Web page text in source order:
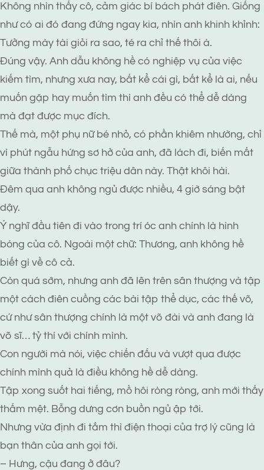
Không nhìn thấy cô, cảm giác bí bách phát điên. Giống
như có ai đó đang đứng ngay kia, nhìn anh khinh khỉnh:
Tưởng mày tài giỏi ra sao, té ra chỉ thế thôi à.
Đúng vậy. Anh dẫu không hề có nghiệp vụ của việc
kiếm tìm, nhưng xưa nay, bất kể cái gì, bất kể là ai, nếu
muốn gặp hay muốn tìm thì anh đều có thể dễ dàng
mà đạt được mục đích.
Thế mà, một phụ nữ bé nhỏ, có phần khiêm nhường, chỉ
vì phút ngẫu hứng sơ hở của anh, đã lách đi, biến mất
giữa thành phố chục triệu dân này. Thật khôi hài.
Đêm qua anh không ngủ được nhiều, 4 giờ sáng bật
dậy.
Ý nghĩ đầu tiên đi vào trong trí óc anh chính là hình
bóng của cô. Ngoài một chữ: Thương, anh không hề
biết gì về cô cả.
Còn quá sớm, nhưng anh đã lên trên sân thượng và tập
một cách điên cuồng các bài tập thể dục, các thế võ,
cứ như sân thượng chính là một võ đài và anh đang là
võ sĩ… tỷ thí với chính mình.
Con người mà nói, việc chiến đấu và vượt qua được
chính mình quả là điều không hề dễ dàng.
Tập xong suốt hai tiếng, mồ hôi ròng ròng, anh mới thấy
thấm mệt. Bỗng dưng cơn buồn ngủ ập tới.
Nhưng vừa định đi tắm thì điện thoại của trợ lý cũng là
bạn thân của anh gọi tới.
– Hưng, cậu đang ở đâu?